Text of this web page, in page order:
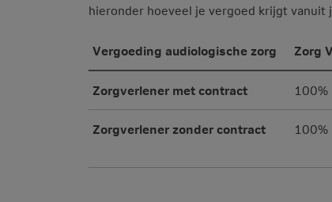
hieronder hoeveel je vergoed krijgt vanuit
Vergoeding audiologische zorg Zorg
Zorgverlener met contract 100%
Zorgverlener zonder contract 100%